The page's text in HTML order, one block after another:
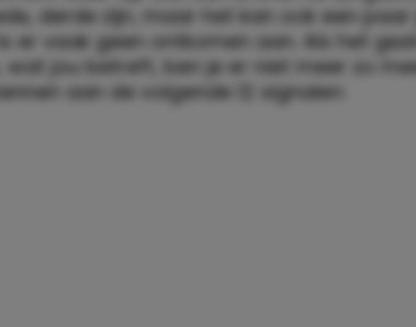
derde zijn, maar het kan ook een paar
er vaak geen ontkomen aan. Als het
wat jou betreft, ben je er niet meer zo
aan de volgende 12 signalen: